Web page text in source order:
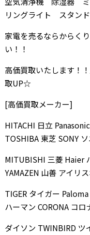
リングライト スタン
家電を売るならからく
い！！
高価買取いたします！
取UP☆
[高価買取メーカー]
HITACHI 日立
TOSHIBA 東芝 SONY
MITUBISHI 三菱 Haier
YAMAZEN 山善 アイリ
TIGER タイガー
ハーマン CORONA コロ
ダイソン TWINBIRD ツ